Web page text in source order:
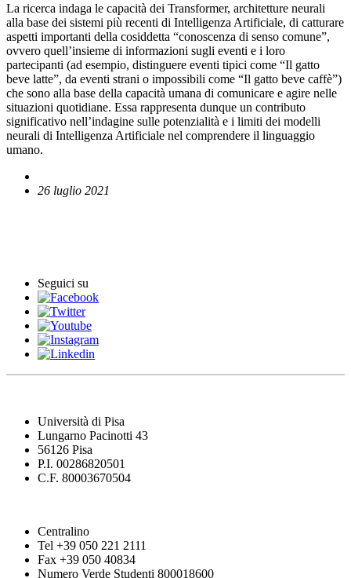
La ricerca indaga le capacità dei Transformer, architetture neurali
alla base dei sistemi più recenti di Intelligenza Artificiale, di catturare
aspetti importanti della cosiddetta “conoscenza di senso comune”,
ovvero quell’insieme di informazioni sugli eventi e i loro
partecipanti (ad esempio, distinguere eventi tipici come “Il gatto
beve latte”, da eventi strani o impossibili come “Il gatto beve caffè”)
che sono alla base della capacità umana di comunicare e agire nelle
situazioni quotidiane. Essa rappresenta dunque un contributo
significativo nell’indagine sulle potenzialità e i limiti dei modelli
neurali di Intelligenza Artificiale nel comprendere il linguaggio
umano.
26 luglio 2021
Seguici su
Università di Pisa
Lungarno Pacinotti 43
56126 Pisa
P.I. 00286820501
C.F. 80003670504
Centralino
Tel +39 050 221 2111
Fax +39 050 40834
Numero Verde Studenti 800018600